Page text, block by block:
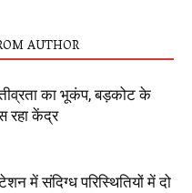
AUTHOR
का भूकंप, बड़कोट के
रहा केंद्र
में संदिग्ध परिस्थितियों में दो